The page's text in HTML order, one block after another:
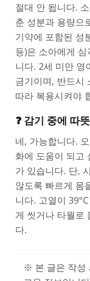
절대 안 됩니다.
춘 성분과 용량으
기약에 포함된 성
등)은 소아에게
니다. 2세 미만 영
금기이며, 반드시
따라 복용시켜야
❓ 감기 중에 따
네, 가능합니다.
화에 도움이 되고
가 있습니다. 단,
않도록 빠르게 몸
니다. 고열이
게 씻거나 타월로
다.
※ 본 글은 작성